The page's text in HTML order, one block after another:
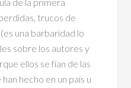
trucos de
una barbaridad lo
sobre los autores y
ellos se fían de las
hecho en un país u